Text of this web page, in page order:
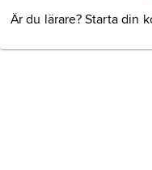
Är du lärare? Starta din